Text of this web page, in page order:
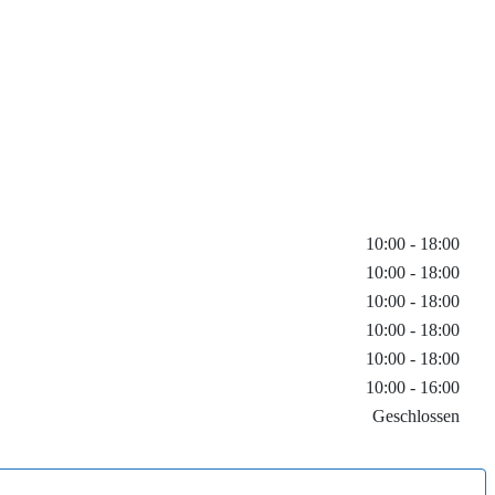
10:00 - 18:00
10:00 - 18:00
10:00 - 18:00
10:00 - 18:00
10:00 - 18:00
10:00 - 16:00
Geschlossen